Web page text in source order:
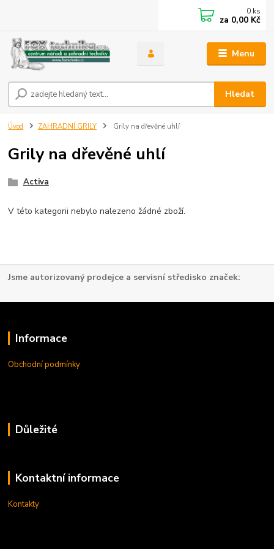
Menu
Hledat
0 ks
za 0,00 Kč
Úvod ZAHRADNÍ GRILY Grily na dřevěné uhlí
Grily na dřevěné uhlí
Activa
V této kategorii nebylo nalezeno žádné zboží.
Jsme autorizovaný prodejce a servisní středisko značek:
Informace
Obchodní podmínky
Důležité
Kontaktní informace
Kontakty